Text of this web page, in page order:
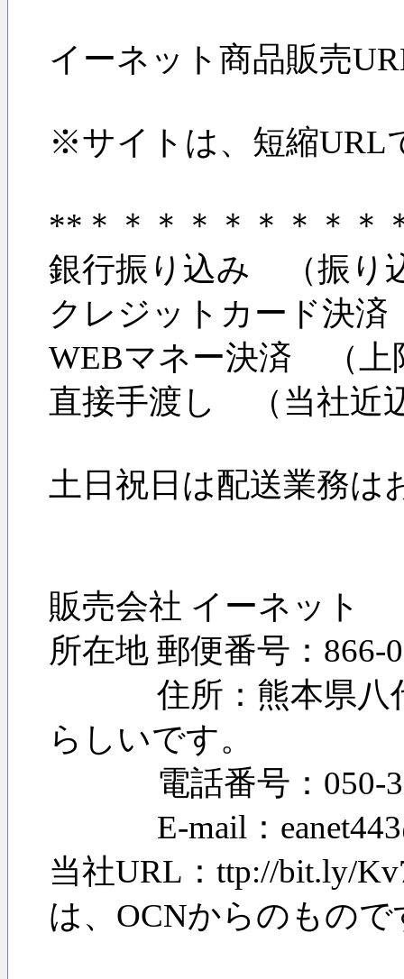
イーネット商品販売
※サイトは、短縮URL
**＊＊＊＊＊＊＊＊＊
銀行振り込み （振り
クレジットカード決
WEBマネー決済 （上
直接手渡し （当社近
土日祝日は配送業務は
販売会社 イーネット
所在地 郵便番号：866-
住所：熊本県八代
らしいです。
電話番号：050-
E-mail：
当社URL：ttp://
は、OCNからのもので